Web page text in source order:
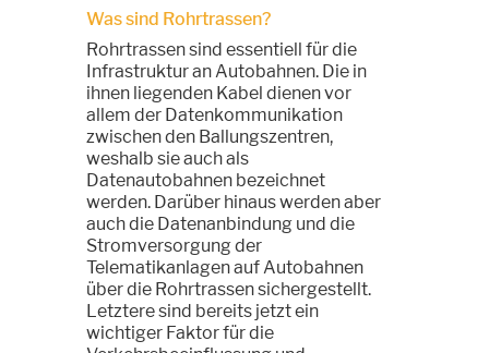
Was sind Rohrtrassen?
Rohrtrassen sind essentiell für die
Infrastruktur an Autobahnen. Die in
ihnen liegenden Kabel dienen vor
allem der Datenkommunikation
zwischen den Ballungszentren,
weshalb sie auch als
Datenautobahnen bezeichnet
werden. Darüber hinaus werden aber
auch die Datenanbindung und die
Stromversorgung der
Telematikanlagen auf Autobahnen
über die Rohrtrassen sichergestellt.
Letztere sind bereits jetzt ein
wichtiger Faktor für die